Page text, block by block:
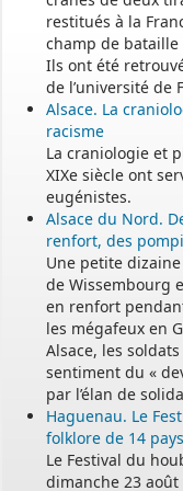
restitués à la
champ de bataille
Ils ont été
de l’université de
Alsace. La
racisme
La craniologie et
XIXe siècle ont
eugénistes.
Alsace du Nord.
renfort, des
Une petite
de Wissembourg
en renfort
les mégafeux en
Alsace, les
sentiment du «
par l’élan de
Haguenau. Le
folklore de 14 pays
Le Festival du
dimanche 23